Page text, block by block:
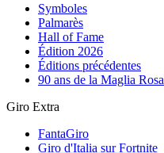
Symboles
Palmarès
Hall of Fame
Édition 2026
Éditions précédentes
90 ans de la Maglia Rosa
Giro Extra
FantaGiro
Giro d'Italia sur Fortnite